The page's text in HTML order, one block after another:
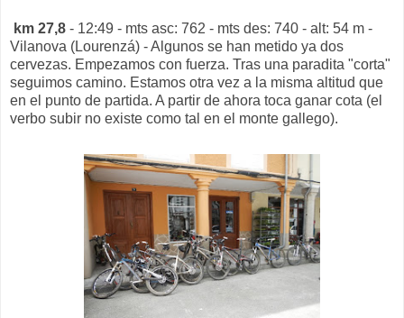
km 27,8 - 12:49 - mts asc: 762 - mts des: 740 - alt: 54 m -
Vilanova (Lourenzá) - Algunos se han metido ya dos
cervezas. Empezamos con fuerza. Tras una paradita "corta"
seguimos camino. Estamos otra vez a la misma altitud que
en el punto de partida. A partir de ahora toca ganar cota (el
verbo subir no existe como tal en el monte gallego).